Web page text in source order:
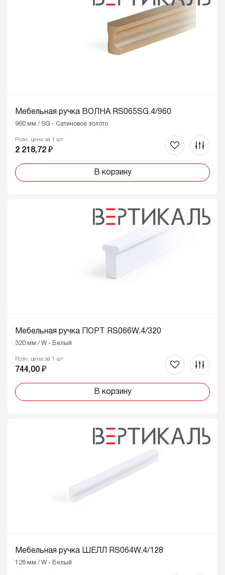
Мебельная ручка ВОЛНА RS065SG.4/960
960 мм / SG - Сатиновое золото
Розн. цена за 1 шт
2 218,72 ₽
В корзину
Мебельная ручка ПОРТ RS066W.4/320
320 мм / W - Белый
Розн. цена за 1 шт
744,00 ₽
В корзину
Мебельная ручка ШЕЛЛ RS064W.4/128
128 мм / W - Белый